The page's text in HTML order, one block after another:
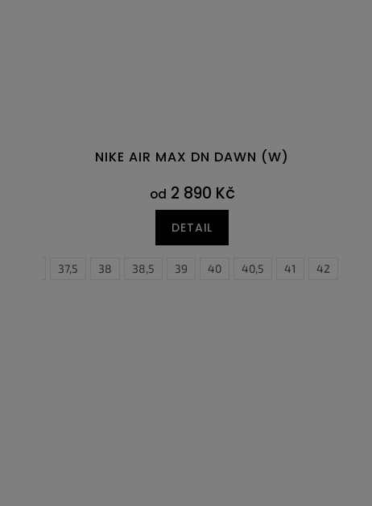
NIKE AIR MAX DN DAWN (W)
od 2 890 Kč
DETAIL
37,5 38 38,5 39 40 40,5 41 42
38,5 40